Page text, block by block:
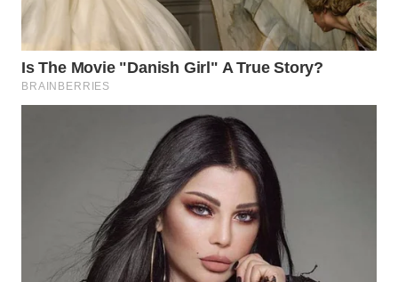
WAHANA
ADVOKAT
WAHANA
INFRASTRUKTUR
WAHANA